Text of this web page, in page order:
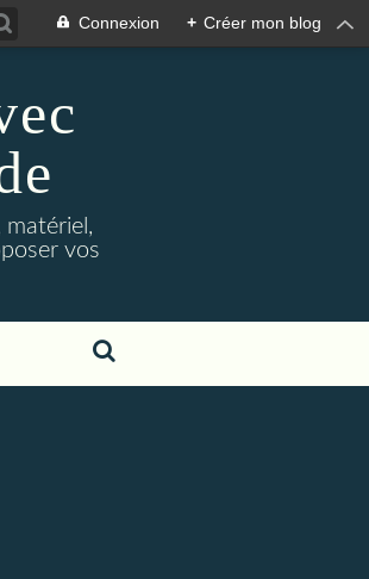
Connexion + Créer mon blog
matériel,
vos